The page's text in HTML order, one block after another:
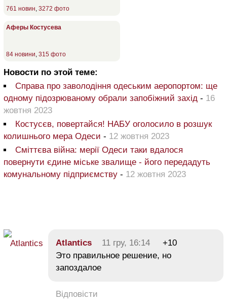
761 новин, 3272 фото
Аферы Костусева
84 новини, 315 фото
Новости по этой теме:
Справа про заволодіння одеським аеропортом: ще
одному підозрюваному обрали запобіжний захід - 16
жовтня 2023
Костусєв, повертайся! НАБУ оголосило в розшук
колишнього мера Одеси - 12 жовтня 2023
Сміттєва війна: мерії Одеси таки вдалося
повернути єдине міське звалище - його передадуть
комунальному підприємству - 12 жовтня 2023
Atlantics 11 гру, 16:14
+10
Это правильное решение, но
запоздалое
Відповісти